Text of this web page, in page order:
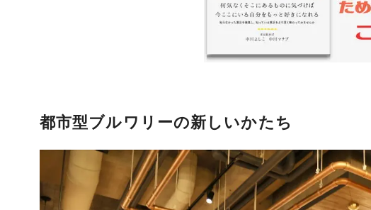
都市型ブルワリーの新しいかたち